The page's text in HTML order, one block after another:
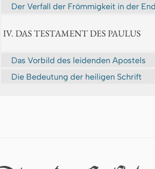
Der Verfall der Frömmigkeit in der
IV. DAS TESTAMENT DES PAULUS
Das Vorbild des leidenden Apostels
Die Bedeutung der heiligen Schrift